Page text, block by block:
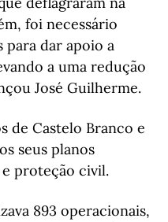
foi necessário
para dar apoio a
a uma redução
José Guilherme.
de Castelo Branco e
seus planos
proteção civil.
893 operacionais,